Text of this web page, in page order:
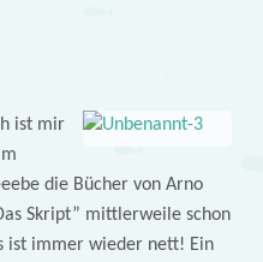
ist mir
die Bücher von Arno
Skript” mittlerweile schon
ist immer wieder nett! Ein